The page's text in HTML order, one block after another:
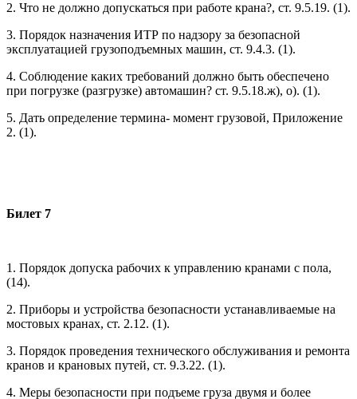
2. Что не должно допускаться при работе крана?, ст. 9.5.19. (1).
3. Порядок назначения ИТР по надзору за безопасной
эксплуатацией грузоподъемных машин, ст. 9.4.3. (1).
4. Соблюдение каких требований должно быть обеспечено
при погрузке (разгрузке) автомашин? ст. 9.5.18.ж), о). (1).
5. Дать определение термина- момент грузовой, Приложение
2. (1).
Билет 7
1. Порядок допуска рабочих к управлению кранами с пола,
(14).
2. Приборы и устройства безопасности устанавливаемые на
мостовых кранах, ст. 2.12. (1).
3. Порядок проведения технического обслуживания и ремонта
кранов и крановых путей, ст. 9.3.22. (1).
4. Меры безопасности при подъеме груза двумя и более